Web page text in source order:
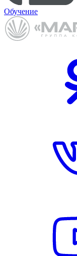
Обучение